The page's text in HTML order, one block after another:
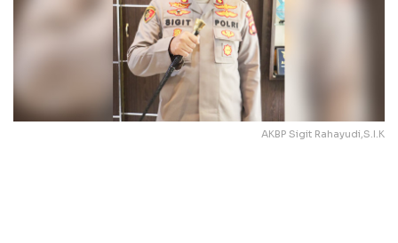
AKBP Sigit Rahayudi,S.I.K